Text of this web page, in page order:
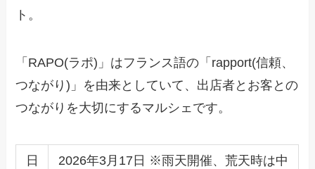
ト。
「RAPO(ラポ)」はフランス語の「rapport(信頼、
つながり)」を由来としていて、出店者とお客との
つながりを大切にするマルシェです。
日
2026年3月17日 ※雨天開催、荒天時は中